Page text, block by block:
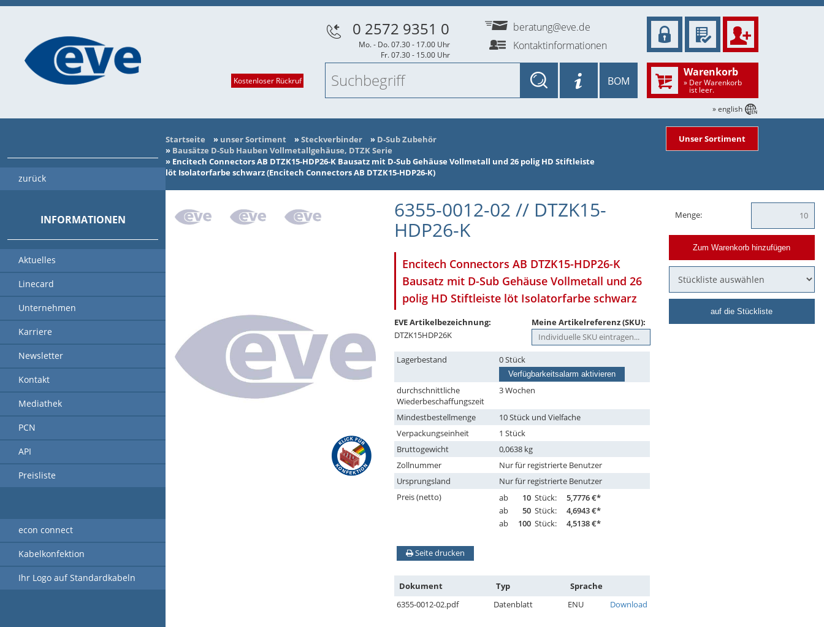
Startseite » unser Sortiment »Steckverbinder » D-Sub Zubehör
» Bausätze D-Sub Hauben Vollmetallgehäuse, DTZK Serie
» Encitech Connectors AB DTZK15-HDP26-K Bausatz mit D-Sub Gehäuse Vollmetall und 26 polig HD Stiftleiste
löt Isolatorfarbe schwarz (Encitech Connectors AB DTZK15-HDP26-K)
Unser Sortiment
6355-0012-02 // DTZK15-
HDP26-K
Encitech Connectors AB DTZK15-HDP26-K
Bausatz mit D-Sub Gehäuse Vollmetall und 26
polig HD Stiftleiste löt Isolatorfarbe schwarz
EVE Artikelbezeichnung:
DTZK15HDP26K
Meine Artikelreferenz (SKU):
Lagerbestand 0 Stück
Verfügbarkeitsalarm aktivieren
durchschnittliche
Wiederbeschaffungszeit
3 Wochen
Mindestbestellmenge
10 Stück und Vielfache
Verpackungseinheit
1 Stück
Bruttogewicht
0,0638 kg
Zollnummer
Nur für registrierte Benutzer
Ursprungsland
Nur für registrierte Benutzer
Preis (netto)
ab 10 Stück:
5,7776 €*
ab
50 Stück:
4,6943 €*
ab
100 Stück: 4,5138 €*
Seite drucken
Dokument Typ
Sprache
6355-0012-02.pdf
Datenblatt ENU Download
Menge:
Zum Warenkorb hinzufügen
auf die Stückliste
Kostenloser Rückruf
0 2572 9351 0
Mo. - Do. 07.30 - 17.00 Uhr
Fr. 07.30 - 15.00 Uhr
beratung@eve.de
Kontaktinformationen
Warenkorb
» Der Warenkorb
ist leer.
BOM
» english
zurück
INFORMATIONEN
Aktuelles
Linecard
Unternehmen
Karriere
Newsletter
Kontakt
Mediathek
PCN
API
Preisliste
econ connect
Kabelkonfektion
Ihr Logo auf Standardkabeln